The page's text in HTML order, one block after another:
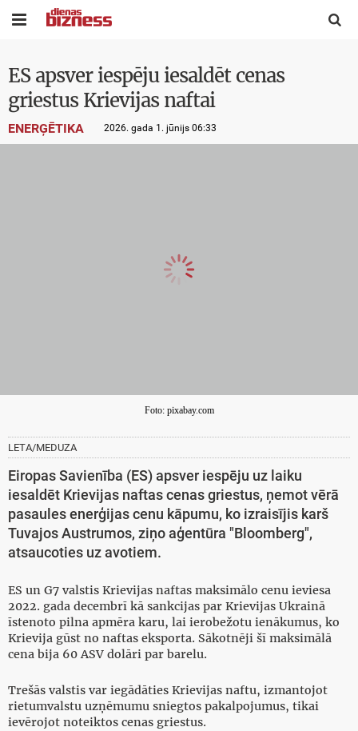
 
ES apsver iespēju iesaldēt cenas
griestus Krievijas naftai
ENERĢĒTIKA 2026. gada 1. jūnijs 06:33
Foto: pixabay.com
LETA/MEDUZA
Eiropas Savienība (ES) apsver iespēju uz laiku
iesaldēt Krievijas naftas cenas griestus, ņemot vērā
pasaules enerģijas cenu kāpumu, ko izraisījis karš
Tuvajos Austrumos, ziņo aģentūra "Bloomberg",
atsaucoties uz avotiem.
ES un G7 valstis Krievijas naftas maksimālo cenu ieviesa
2022. gada decembrī kā sankcijas par Krievijas Ukrainā
īstenoto pilna apmēra karu, lai ierobežotu ienākumus, ko
Krievija gūst no naftas eksporta. Sākotnēji šī maksimālā
cena bija 60 ASV dolāri par barelu.
Trešās valstis var iegādāties Krievijas naftu, izmantojot
rietumvalstu uzņēmumu sniegtos pakalpojumus, tikai
ievērojot noteiktos cenas griestus.